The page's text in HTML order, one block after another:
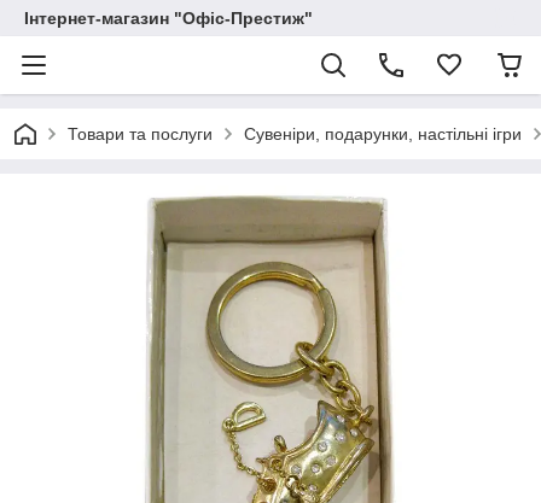
Інтернет-магазин "Офіс-Престиж"
Товари та послуги Сувеніри, подарунки, настільні ігри